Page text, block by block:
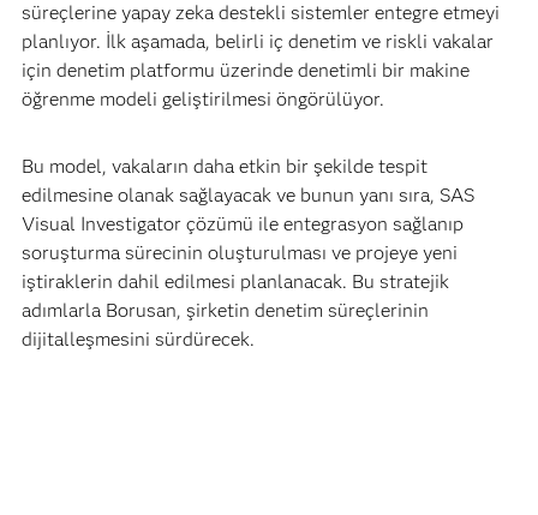
süreçlerine yapay zeka destekli sistemler entegre etmeyi
planlıyor. İlk aşamada, belirli iç denetim ve riskli vakalar
için denetim platformu üzerinde denetimli bir makine
öğrenme modeli geliştirilmesi öngörülüyor.
Bu model, vakaların daha etkin bir şekilde tespit
edilmesine olanak sağlayacak ve bunun yanı sıra, SAS
Visual Investigator çözümü ile entegrasyon sağlanıp
soruşturma sürecinin oluşturulması ve projeye yeni
iştiraklerin dahil edilmesi planlanacak. Bu stratejik
adımlarla Borusan, şirketin denetim süreçlerinin
dijitalleşmesini sürdürecek.